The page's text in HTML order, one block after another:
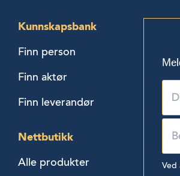
Kunnskapsbank
Finn person
Finn aktør
Finn leverandør
Nettbutikk
Alle produkter
Ved